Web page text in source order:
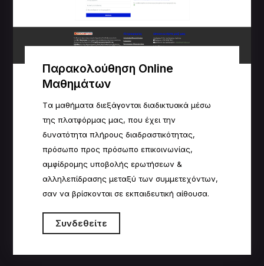
Παρακολούθηση Online
Μαθημάτων
Tα μαθήματα διεξάγονται διαδικτυακά μέσω
της πλατφόρμας μας, που έχει την
δυνατότητα πλήρους διαδραστικότητας,
πρόσωπο προς πρόσωπο επικοινωνίας,
αμφίδρομης υποβολής ερωτήσεων &
αλληλεπίδρασης μεταξύ των συμμετεχόντων,
σαν να βρίσκονται σε εκπαιδευτική αίθουσα.
Συνδεθείτε